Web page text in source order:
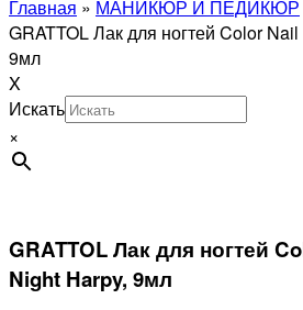
Главная » МАНИКЮР И ПЕДИКЮР
GRATTOL Лак для ногтей Color
9мл
X
Искать
×
GRATTOL Лак для ногтей
Night Harpy, 9мл